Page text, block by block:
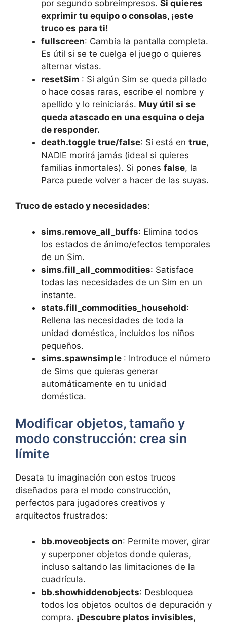
por segundo sobreimpresos. Si quieres
exprimir tu equipo o consolas, ¡este
truco es para ti!
fullscreen: Cambia la pantalla completa.
Es útil si se te cuelga el juego o quieres
alternar vistas.
resetSim : Si algún Sim se queda pillado
o hace cosas raras, escribe el nombre y
apellido y lo reiniciarás. Muy útil si se
queda atascado en una esquina o deja
de responder.
death.toggle true/false: Si está en true,
NADIE morirá jamás (ideal si quieres
familias inmortales). Si pones false, la
Parca puede volver a hacer de las suyas.
Truco de estado y necesidades:
sims.remove_all_buffs: Elimina todos
los estados de ánimo/efectos temporales
de un Sim.
sims.fill_all_commodities: Satisface
todas las necesidades de un Sim en un
instante.
stats.fill_commodities_household:
Rellena las necesidades de toda la
unidad doméstica, incluidos los niños
pequeños.
sims.spawnsimple : Introduce el número
de Sims que quieras generar
automáticamente en tu unidad
doméstica.
Modificar objetos, tamaño y
modo construcción: crea sin
límite
Desata tu imaginación con estos trucos
diseñados para el modo construcción,
perfectos para jugadores creativos y
arquitectos frustrados:
bb.moveobjects on: Permite mover, girar
y superponer objetos donde quieras,
incluso saltando las limitaciones de la
cuadrícula.
bb.showhiddenobjects: Desbloquea
todos los objetos ocultos de depuración y
compra. ¡Descubre platos invisibles,